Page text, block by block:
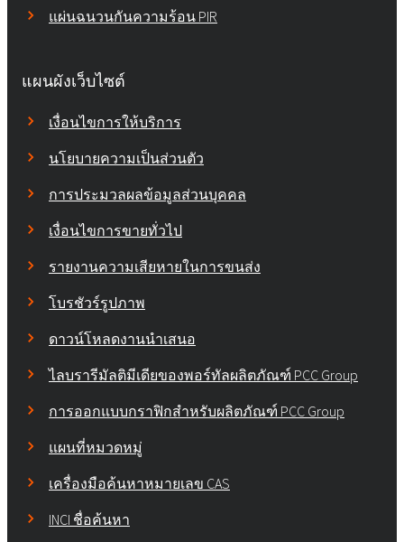
แผ่นฉนวนกันความร้อน PIR
แผนผังเว็บไซต์
เงื่อนไขการให้บริการ
นโยบายความเป็นส่วนตัว
การประมวลผลข้อมูลส่วนบุคคล
เงื่อนไขการขายทั่วไป
รายงานความเสียหายในการขนส่ง
โบรชัวร์รูปภาพ
ดาวน์โหลดงานนำเสนอ
ไลบรารีมัลติมีเดียของพอร์ทัลผลิตภัณฑ์ PCC Group
การออกแบบกราฟิกสำหรับผลิตภัณฑ์ PCC Group
แผนที่หมวดหมู่
เครื่องมือค้นหาหมายเลข CAS
INCI ชื่อค้นหา